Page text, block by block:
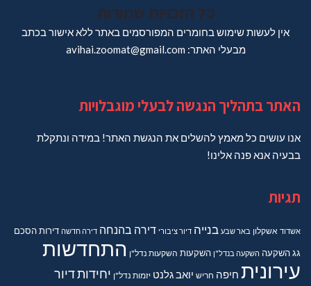
כל הזכויות שמורות
אין לעשות שימוש בחומרים המפורסמים באתר ללא אישור בכתב
מבעלי האתר: avihai.zoomat@gmail.com
האתר בתהליך הנגשה לבעלי מוגבלויות
אנו עושים כל מאמץ להשלים את הנגשת האתר! במידה ונתקלת
בבעיה אנא פנה אלינו!
תגיות
אשדוד אשקלון באר שבע בנייה דיור ציבורי דירה בהנחה דירה חדשה דירותהסכם
גגהשקעה השקעה בנדל"ן השקעות השקעות נדל"ן התחדשות
עירונית חיפה חריש יואב גלנט יזמות נדל"ן יחידות דיור